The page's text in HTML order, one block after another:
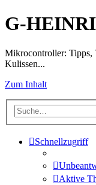
G-
Mikrocontroller: Tipps,
Kulissen...
Zum Inhalt
Schnellzugriff
Aktive